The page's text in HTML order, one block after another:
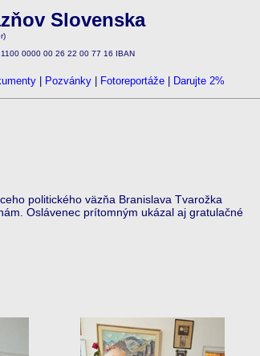
Slovenska
0000 00 26 22 00 77 16 IBAN
Pozvánky Fotoreportáže Darujte 2%
politického väzňa Branislava Tvarožka
Oslávenec prítomným ukázal aj gratulačné